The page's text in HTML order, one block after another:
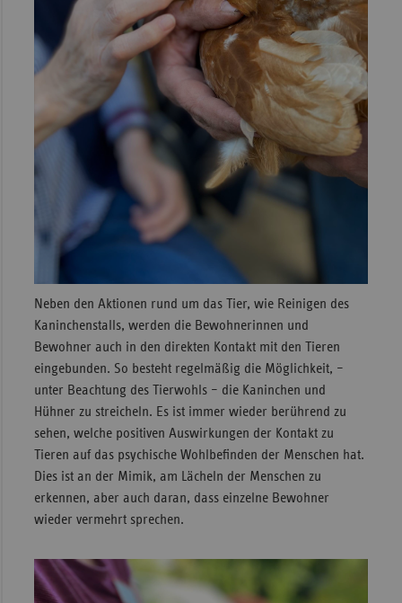
Neben den Aktionen rund um das Tier, wie Reinigen des
Kaninchenstalls, werden die Bewohnerinnen und
Bewohner auch in den direkten Kontakt mit den Tieren
eingebunden. So besteht regelmäßig die Möglichkeit, –
unter Beachtung des Tierwohls – die Kaninchen und
Hühner zu streicheln. Es ist immer wieder berührend zu
sehen, welche positiven Auswirkungen der Kontakt zu
Tieren auf das psychische Wohlbefinden der Menschen hat.
Dies ist an der Mimik, am Lächeln der Menschen zu
erkennen, aber auch daran, dass einzelne Bewohner
wieder vermehrt sprechen.